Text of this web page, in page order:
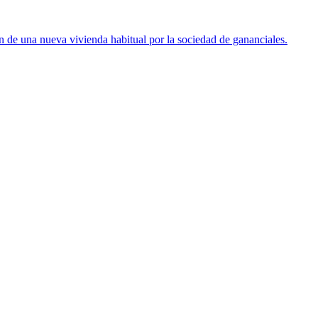
una nueva vivienda habitual por la sociedad de gananciales.